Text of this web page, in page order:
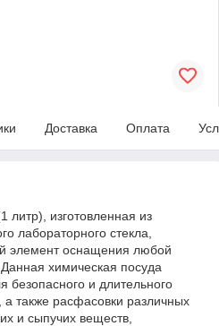
Доставка Оплата
изготовленная из
лабораторного стекла,
элемент оснащения любой
химическая посуда
безопасного и длительного
а также расфасовки различных
и сыпучих веществ,